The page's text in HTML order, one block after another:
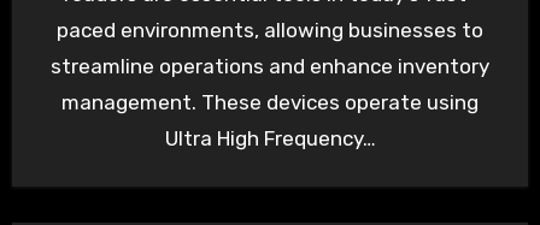
paced environments, allowing businesses to
streamline operations and enhance inventory
management. These devices operate using
Ultra High Frequency…